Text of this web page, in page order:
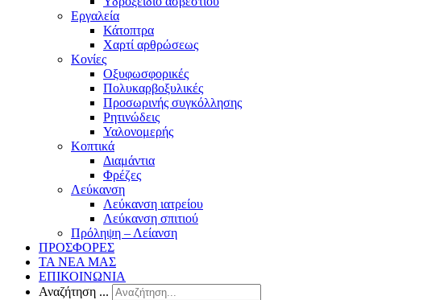
Εργαλεία
Κάτοπτρα
Χαρτί αρθρώσεως
Κονίες
Οξυφωσφορικές
Πολυκαρβοξυλικές
Προσωρινής συγκόλλησης
Ρητινώδεις
Υαλονομερής
Κοπτικά
Διαμάντια
Φρέζες
Λεύκανση
Λεύκανση ιατρείου
Λεύκανση σπιτιού
Πρόληψη – Λείανση
ΠΡΟΣΦΟΡΕΣ
ΤΑ ΝΕΑ ΜΑΣ
ΕΠΙΚΟΙΝΩΝΙΑ
Αναζήτηση ...